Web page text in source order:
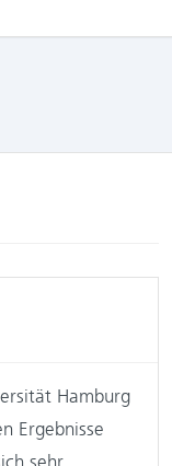
Hamburg
Ergebnisse
sehr